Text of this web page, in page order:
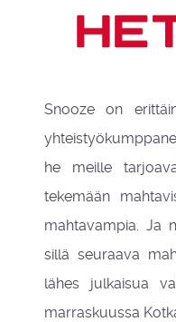
Snooze on
he meille
tekemään
mahtavampia. Ja
sillä seuraava
lähes julkaisua
marraskuussa